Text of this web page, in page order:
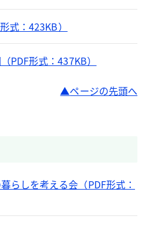
式：423KB）
PDF形式：437KB）
ページの先頭へ
らしを考える会（PDF形式：